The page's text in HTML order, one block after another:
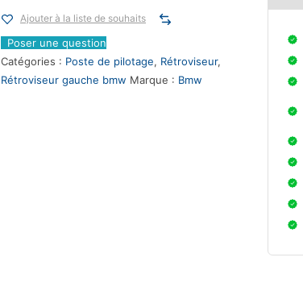
Ajouter à la liste de souhaits
Poser une question
Catégories : Poste de pilotage, Rétroviseur,
Rétroviseur gauche bmw Marque : Bmw